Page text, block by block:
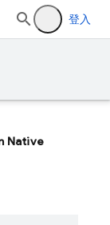
登入
Native